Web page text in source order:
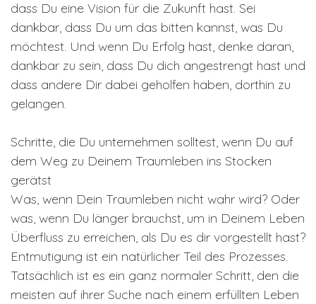
dass Du eine Vision für die Zukunft hast. Sei
dankbar, dass Du um das bitten kannst, was Du
möchtest. Und wenn Du Erfolg hast, denke daran,
dankbar zu sein, dass Du dich angestrengt hast und
dass andere Dir dabei geholfen haben, dorthin zu
gelangen.
Schritte, die Du unternehmen solltest, wenn Du auf
dem Weg zu Deinem Traumleben ins Stocken
gerätst
Was, wenn Dein Traumleben nicht wahr wird? Oder
was, wenn Du länger brauchst, um in Deinem Leben
Überfluss zu erreichen, als Du es dir vorgestellt hast?
Entmutigung ist ein natürlicher Teil des Prozesses.
Tatsächlich ist es ein ganz normaler Schritt, den die
meisten auf ihrer Suche nach einem erfüllten Leben